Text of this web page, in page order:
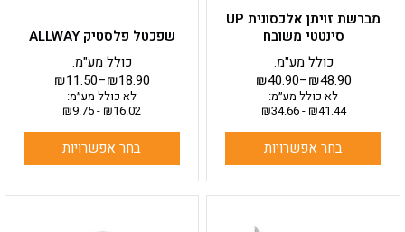
מברשת זויתן אלכסונית UP
סינטטי משובח
₪40.90–₪48.90
כולל מע"מ:
לא כולל מע״מ:
₪41.44
-
₪34.66
בחר אפשרויות
המוצר
שפכטל פלסטיק ALLWAY
₪11.50–₪18.90
כולל מע"מ:
לא כולל מע״מ:
₪16.02
-
₪9.75
בחר אפשרויות